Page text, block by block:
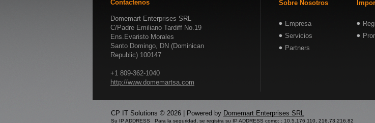
Contactenos
Domemart Enterprises SRL
C/Padre Emiliano Tardiff No.19
Ens.Evaristo Morales
Santo Domingo, DN (Dominican
Republic) 100147
+1 809-362-1040
http://www.domemartsa.com
Sobre Nosotros
Empresa
Servicios
Partners
CP IT Solutions © 2026 | Powered by Domemart Enterprises SRL
Su IP ADDRESS Para la seguridad, se registra su IP ADDRESS como: : 10.5.176.110, 216.73.216.82